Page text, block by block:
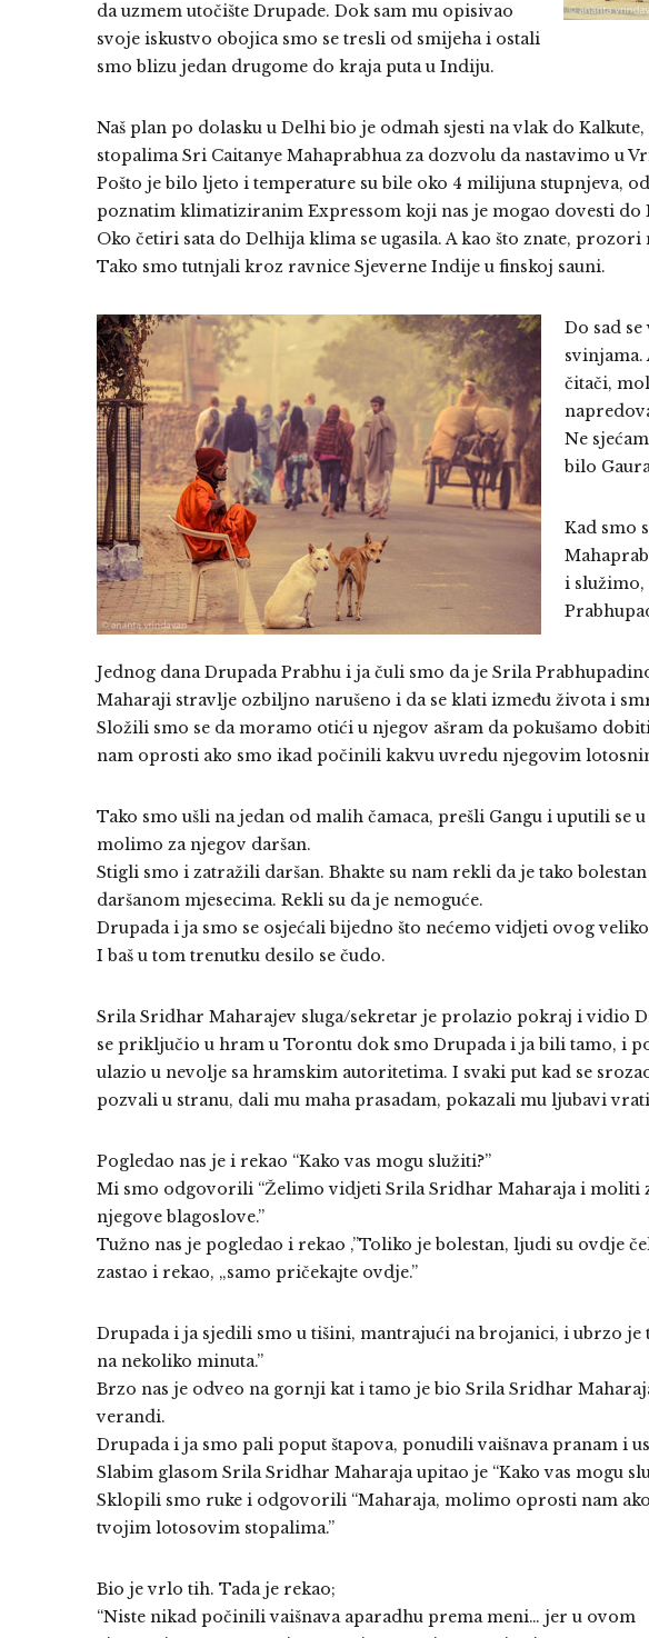
da uzmem utočište Drupade. Dok sam mu opisivao
svoje iskustvo obojica smo se tresli od smijeha i ostali
smo blizu jedan drugome do kraja puta u Indiju.
Naš plan po dolasku u Delhi bio je odmah sjesti na vlak do
stopalima Sri Caitanye Mahaprabhua za dozvolu da nastavimo u
Pošto je bilo ljeto i temperature su bile oko 4 milijuna stupnjeva,
poznatim klimatiziranim Expressom koji nas je mogao dovesti do
Oko četiri sata do Delhija klima se ugasila. A kao što znate, prozori
Tako smo tutnjali kroz ravnice Sjeverne Indije u finskoj sauni.
Do sad
čitači,
Ne
bilo
Kad smo
i služimo,
Jednog dana Drupada Prabhu i ja čuli smo da je Srila
Maharaji stravlje ozbiljno narušeno i da se klati između života i
Složili smo se da moramo otići u njegov ašram da pokušamo
nam oprosti ako smo ikad počinili kakvu uvredu njegovim
Tako smo ušli na jedan od malih čamaca, prešli Gangu i uputili se
molimo za njegov daršan.
Stigli smo i zatražili daršan. Bhakte su nam rekli da je tako
daršanom mjesecima. Rekli su da je nemoguće.
Drupada i ja smo se osjećali bijedno što nećemo vidjeti ovog
I baš u tom trenutku desilo se čudo.
Srila Sridhar Maharajev sluga/sekretar je prolazio pokraj i vidio
se priključio u hram u Torontu dok smo Drupada i ja bili tamo, i
ulazio u nevolje sa hramskim autoritetima. I svaki put kad se
pozvali u stranu, dali mu maha prasadam, pokazali mu ljubavi
Pogledao nas je i rekao “Kako vas mogu služiti?”
Mi smo odgovorili “Želimo vidjeti Srila Sridhar Maharaja i moliti
njegove blagoslove.”
Tužno nas je pogledao i rekao ,”Toliko je bolestan, ljudi su ovdje
zastao i rekao, „samo pričekajte ovdje.”
Drupada i ja sjedili smo u tišini, mantrajući na brojanici, i ubrzo je
na nekoliko minuta.”
Brzo nas je odveo na gornji kat i tamo je bio Srila Sridhar
verandi.
Drupada i ja smo pali poput štapova, ponudili vaišnava pranam i
Slabim glasom Srila Sridhar Maharaja upitao je “Kako vas mogu
Sklopili smo ruke i odgovorili “Maharaja, molimo oprosti nam
tvojim lotosovim stopalima.”
Bio je vrlo tih. Tada je rekao;
“Niste nikad počinili vaišnava aparadhu prema meni… jer u ovom